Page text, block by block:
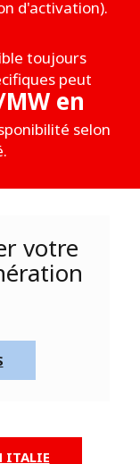
d'activation).
toujours
peut
en
selon
votre
ITALIE